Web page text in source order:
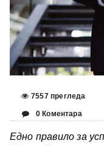
7557 прегледа
0 Коментара
Едно правило за